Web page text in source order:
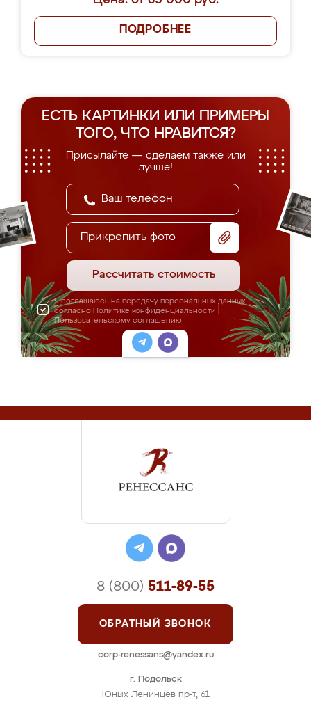
ПОДРОБНЕЕ
ЕСТЬ КАРТИНКИ ИЛИ ПРИМЕРЫ
ТОГО, ЧТО НРАВИТСЯ?
Присылайте — сделаем также или
лучше!
Прикрепить фото
Рассчитать стоимость
Я соглашаюсь на передачу персональных данных
согласно Политике конфиденциальности
Пользовательскому соглашению
г. Подольск
Юных Ленинцев пр-т, 61
8 (800) 511-89-55
ОБРАТНЫЙ ЗВОНОК
corp-renessans@yandex.ru